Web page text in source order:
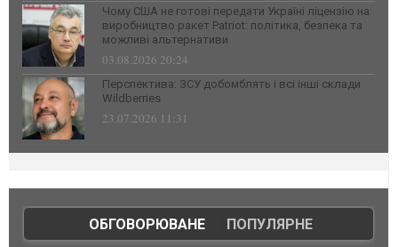
Чому США не готові передати Україні ліцензію на
виробництво ракет Patriot: політика, безпека та
можливі альтернативи
03.08.2026 20:24
Перспектива: ЗСУ добомблять і всі інші склади
Wildberries
23.07.2026 11:31
ОБГОВОРЮВАНЕ| ПОПУЛЯРНЕ